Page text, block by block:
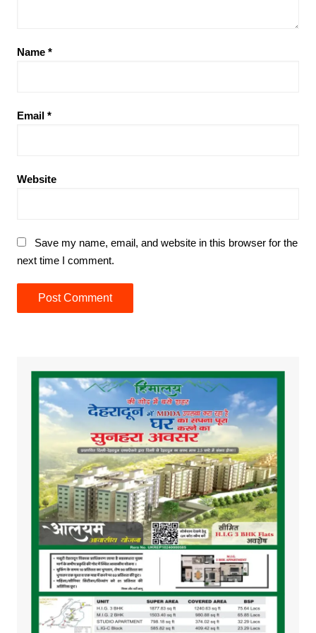
Name *
Email *
Website
Save my name, email, and website in this browser for the
next time I comment.